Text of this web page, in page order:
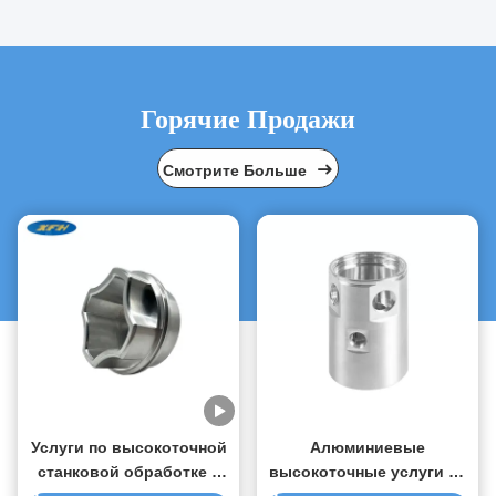
Горячие Продажи
Смотрите Больше
Услуги по высокоточной
станковой обработке с
Алюминиевые
высокоточные услуги по